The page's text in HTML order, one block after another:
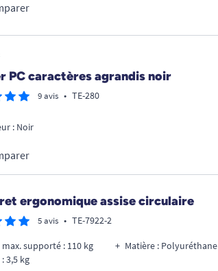
PC caractères agrandis noir
9 avis • TE-280
: Noir
ergonomique assise circulaire
5 avis • TE-7922-2
Poids max. supporté : 110 kg
3,5 kg
Matière : Polyuréthane